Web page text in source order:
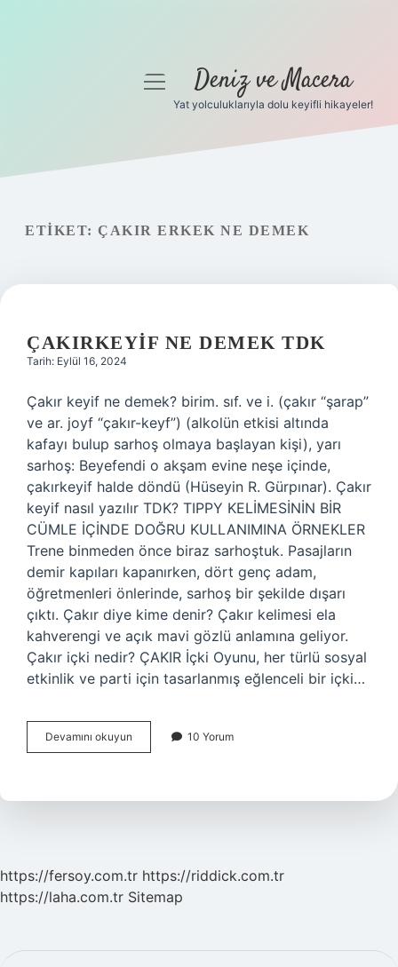
Gizlilik Politikası
menüyüDeniz ve Macera
Yat yolculuklarıyla dolu keyifli hikayeler!
ETIKET: ÇAKIR ERKEK NE DEMEK
ÇAKIRKEYIF NE DEMEK TDK
Tarih: Eylül 16, 2024
Çakır keyif ne demek? birim. sıf. ve i. (çakır “şarap”
ve ar. joyf “çakır-keyf”) (alkolün etkisi altında
kafayı bulup sarhoş olmaya başlayan kişi), yarı
sarhoş: Beyefendi o akşam evine neşe içinde,
çakırkeyif halde döndü (Hüseyin R. Gürpınar). Çakır
keyif nasıl yazılır TDK? TIPPY KELİMESİNİN BİR
CÜMLE İÇİNDE DOĞRU KULLANIMINA ÖRNEKLER
Trene binmeden önce biraz sarhoştuk. Pasajların
demir kapıları kapanırken, dört genç adam,
öğretmenleri önlerinde, sarhoş bir şekilde dışarı
çıktı. Çakır diye kime denir? Çakır kelimesi ela
kahverengi ve açık mavi gözlü anlamına geliyor.
Çakır içki nedir? ÇAKIR İçki Oyunu, her türlü sosyal
etkinlik ve parti için tasarlanmış eğlenceli bir içki…
Devamını okuyun Çakırkeyif
Ne
10 Yorum
https://fersoy.com.tr https://riddick.com.tr
https://laha.com.tr Sitemap